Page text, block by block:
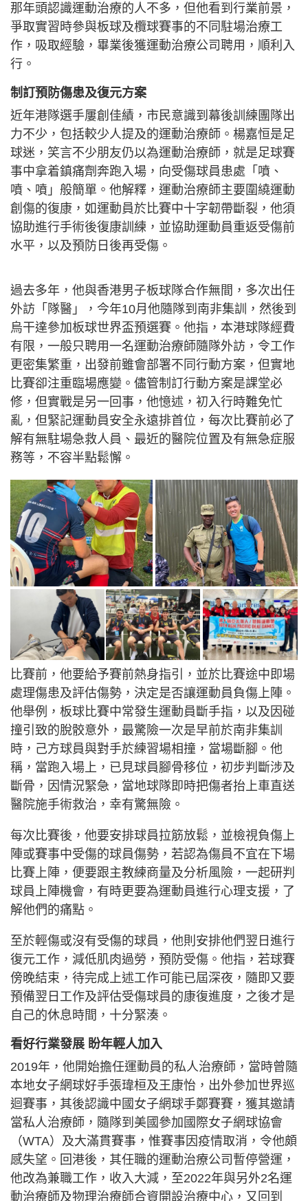
那年頭認識運動治療的人不多，但他看到行業前景，
爭取實習時參與板球及欖球賽事的不同駐場治療工
作，吸取經驗，畢業後獲運動治療公司聘用，順利入
行。
制訂預防傷患及復元方案
近年港隊選手屢創佳績，市民意識到幕後訓練團隊出
力不少，包括較少人提及的運動治療師。楊嘉恒是足
球迷，笑言不少朋友仍以為運動治療師，就是足球賽
事中拿着鎮痛劑奔跑入場，向受傷球員患處「噴、
噴、噴」般簡單。他解釋，運動治療師主要圍繞運動
創傷的復康，如運動員於比賽中十字韌帶斷裂，他須
協助進行手術後復康訓練，並協助運動員重返受傷前
水平，以及預防日後再受傷。
過去多年，他與香港男子板球隊合作無間，多次出任
外訪「隊醫」，今年10月他隨隊到南非集訓，然後到
烏干達參加板球世界盃預選賽。他指，本港球隊經費
有限，一般只聘用一名運動治療師隨隊外訪，令工作
更密集繁重，出發前雖會部署不同行動方案，但實地
比賽卻注重臨場應變。儘管制訂行動方案是課堂必
修，但實戰是另一回事，他憶述，初入行時難免忙
亂，但緊記運動員安全永遠排首位，每次比賽前必了
解有無駐場急救人員、最近的醫院位置及有無急症服
務等，不容半點鬆懈。
比賽前，他要給予賽前熱身指引，並於比賽途中即場
處理傷患及評估傷勢，決定是否讓運動員負傷上陣。
他舉例，板球比賽中常發生運動員斷手指，以及因碰
撞引致的脫骹意外，最驚險一次是早前於南非集訓
時，己方球員與對手於練習場相撞，當場斷腳。他
稱，當跑入場上，已見球員腳骨移位，初步判斷涉及
斷骨，因情況緊急，當地球隊即時把傷者抬上車直送
醫院施手術救治，幸有驚無險。
每次比賽後，他要安排球員拉筋放鬆，並檢視負傷上
陣或賽事中受傷的球員傷勢，若認為傷員不宜在下場
比賽上陣，便要跟主教練商量及分析風險，一起研判
球員上陣機會，有時更要為運動員進行心理支援，了
解他們的痛點。
至於輕傷或沒有受傷的球員，他則安排他們翌日進行
復元工作，減低肌肉過勞，預防受傷。他指，若球賽
傍晚結束，待完成上述工作可能已屆深夜，隨即又要
預備翌日工作及評估受傷球員的康復進度，之後才是
自己的休息時間，十分緊湊。
看好行業發展 盼年輕人加入
2019年，他開始擔任運動員的私人治療師，當時曾隨
本地女子網球好手張瑋桓及王康怡，出外參加世界巡
迴賽事，其後認識中國女子網球手鄭賽賽，獲其邀請
當私人治療師，隨隊到美國參加國際女子網球協會
（WTA）及大滿貫賽事，惟賽事因疫情取消，令他頗
感失望。回港後，其任職的運動治療公司暫停營運，
他改為兼職工作，收入大減，至2022年與另外2名運
動治療師及物理治療師合資開設治療中心，又回到